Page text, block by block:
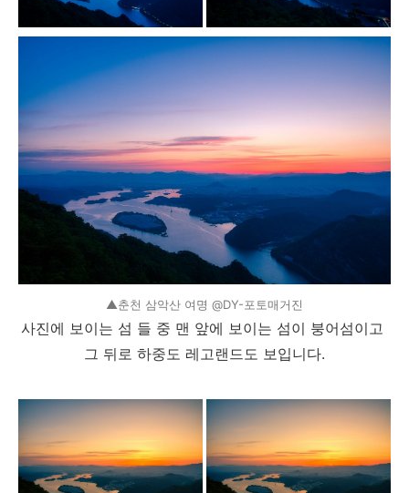
▲춘천 삼악산 여명 @DY-포토매거진
사진에 보이는 섬 들 중 맨 앞에 보이는 섬이 붕어섬이고
그 뒤로 하중도 레고랜드도 보입니다.